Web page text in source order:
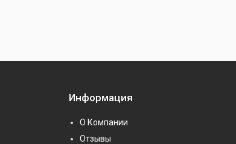
Информация
О Компании
Отзывы